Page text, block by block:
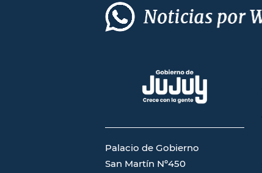
Palacio de Gobierno
San Martín Nº450